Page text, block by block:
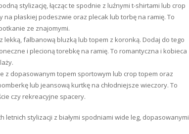
stylizację, łącząc te spodnie z luźnymi t-shirtami lub crop
na płaskiej podeszwie oraz plecak lub torbę na ramię. To
ze znajomymi.
lekką, falbanową bluzką lub topem z koronką. Dodaj do tego
i plecioną torebkę na ramię. To romantyczna i kobieca
z dopasowanym topem sportowym lub crop topem oraz
lub jeansową kurtkę na chłodniejsze wieczory. To
czy rekreacyjne spacery.
letnich stylizacji z białymi spodniami wide leg, dopasowanymi